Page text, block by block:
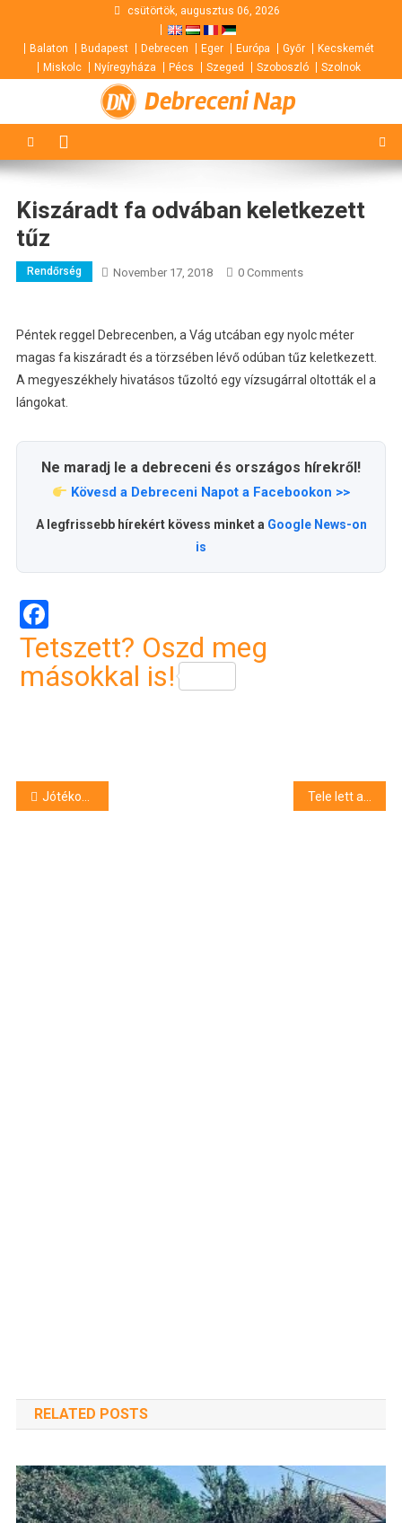
content
csütörtök, augusztus 06, 2026
Balaton Budapest Debrecen Eger Európa Győr
Kecskemét
Miskolc
Nyíregyháza Pécs Szeged Szoboszló Szolnok
Debreceni Nap
Kiszáradt fa odvában keletkezett
tűz
Rendőrség November 17, 2018 0 Comments
Péntek reggel Debrecenben, a Vág utcában egy nyolc méter
magas fa kiszáradt és a törzsében lévő odúban tűz keletkezett.
A megyeszékhely hivatásos tűzoltó egy vízsugárral oltották el a
lángokat.
Ne maradj le a debreceni és országos hírekről!
Kövesd a Debreceni Napot a Facebookon >>
A legfrissebb hírekért kövess minket a Google News-on
is
Facebook
Tetszett? Oszd meg
másokkal is!
Bejegyzés
Jótékonysági csokigyűjtés, bohócdoktorokkal a gyermekekért
RELATED POSTS